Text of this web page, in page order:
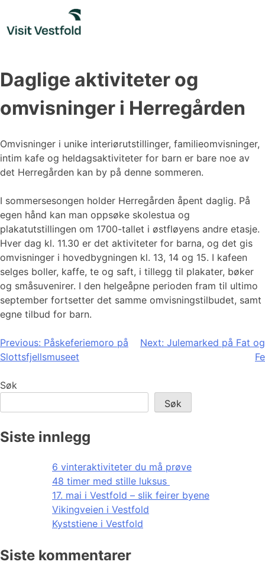
content
Daglige aktiviteter og
omvisninger i Herregården
Omvisninger i unike interiørutstillinger, familieomvisninger,
intim kafe og heldagsaktiviteter for barn er bare noe av
det Herregården kan by på denne sommeren.
I sommersesongen holder Herregården åpent daglig. På
egen hånd kan man oppsøke skolestua og
plakatutstillingen om 1700-tallet i østfløyens andre etasje.
Hver dag kl. 11.30 er det aktiviteter for barna, og det gis
omvisninger i hovedbygningen kl. 13, 14 og 15. I kafeen
selges boller, kaffe, te og saft, i tillegg til plakater, bøker
og småsuvenirer. I den helgeåpne perioden fram til ultimo
september fortsetter det samme omvisningstilbudet, samt
egne tilbud for barn.
Innleggsnavigasjon
Previous: Påskeferiemoro på
Slottsfjellsmuseet
Next: Julemarked på Fat og
Fe
Søk
Søk
Siste innlegg
6 vinteraktiviteter du må prøve
48 timer med stille luksus
17. mai i Vestfold – slik feirer byene
Vikingveien i Vestfold
Kyststiene i Vestfold
Siste kommentarer